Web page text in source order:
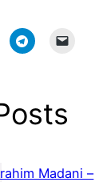
Madani –